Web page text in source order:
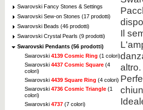
Swarovski Fancy Stones & Settings
Swarovski Sew-on Stones (17 prodotti)
Swarovski Beads (46 prodotti)
Swarovski Crystal Pearls (9 prodotti)
Swarovski Pendants (56 prodotti)
Swarovski 4139 Cosmic Ring (1 colori)
Swarovski 4437 Cosmic Square (4
colori)
Swarovski 4439 Square Ring (4 colori)
Swarovski 4736 Cosmic Triangle (1
colori)
Swarovski 4737 (7 colori)
Il
altro.